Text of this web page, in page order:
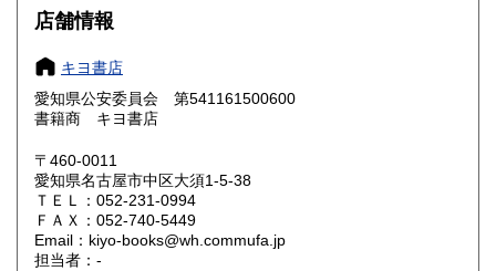
大阪府
奈良県
鳥取県 600円 島根県
岡山県
山口県 600円
香川県 愛媛県
店舗情報
キヨ書店
愛知県公安委員会 第541161500600
書籍商 キヨ書店
〒460-0011
愛知県名古屋市中区大須1-5-38
ＴＥＬ：052-231-0994
ＦＡＸ：052-740-5449
Email：kiyo-books@wh.commufa.jp
担当者：-